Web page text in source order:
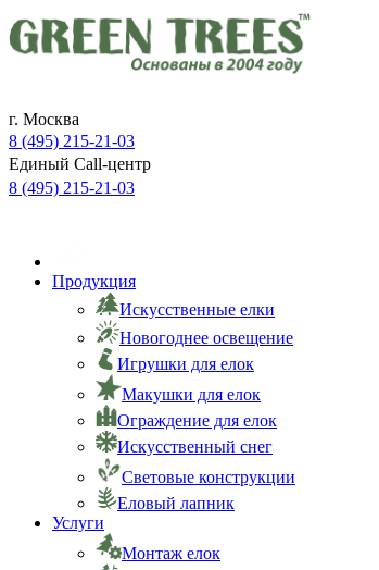
г. Москва
8 (495) 215-21-03
Единый Call-центр
8 (495) 215-21-03
Продукция
Искусственные елки
Новогоднее освещение
Игрушки для елок
Макушки для елок
Ограждение для елок
Искусственный снег
Световые конструкции
Еловый лапник
Услуги
Монтаж елок